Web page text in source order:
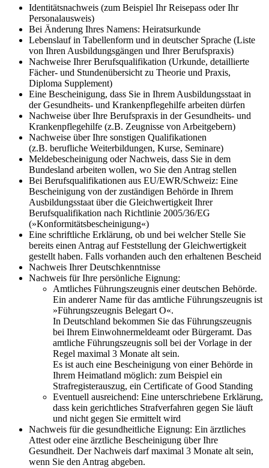
Identitätsnachweis (zum Beispiel Ihr Reisepass oder Ihr
Personalausweis)
Bei Änderung Ihres Namens: Heiratsurkunde
Lebenslauf in Tabellenform und in deutscher Sprache (Liste
von Ihren Ausbildungsgängen und Ihrer Berufspraxis)
Nachweise Ihrer Berufsqualifikation (Urkunde, detaillierte
Fächer- und Stundenübersicht zu Theorie und Praxis,
Diploma Supplement)
Eine Bescheinigung, dass Sie in Ihrem Ausbildungsstaat in
der Gesundheits- und Krankenpflegehilfe arbeiten dürfen
Nachweise über Ihre Berufspraxis in der Gesundheits- und
Krankenpflegehilfe (z.B. Zeugnisse von Arbeitgebern)
Nachweise über Ihre sonstigen Qualifikationen
(z.B. berufliche Weiterbildungen, Kurse, Seminare)
Meldebescheinigung oder Nachweis, dass Sie in dem
Bundesland arbeiten wollen, wo Sie den Antrag stellen
Bei Berufsqualifikationen aus EU/EWR/Schweiz: Eine
Bescheinigung von der zuständigen Behörde in Ihrem
Ausbildungsstaat über die Gleichwertigkeit Ihrer
Berufsqualifikation nach Richtlinie 2005/36/EG
(»Konformitätsbescheinigung«)
Eine schriftliche Erklärung, ob und bei welcher Stelle Sie
bereits einen Antrag auf Feststellung der Gleichwertigkeit
gestellt haben. Falls vorhanden auch den erhaltenen Bescheid
Nachweis Ihrer Deutschkenntnisse
Nachweis für Ihre persönliche Eignung:
Amtliches Führungszeugnis einer deutschen Behörde.
Ein anderer Name für das amtliche Führungszeugnis ist
»Führungszeugnis Belegart O«.
In Deutschland bekommen Sie das Führungszeugnis
bei Ihrem Einwohnermeldeamt oder Bürgeramt. Das
amtliche Führungszeugnis soll bei der Vorlage in der
Regel maximal 3 Monate alt sein.
Es ist auch eine Bescheinigung von einer Behörde in
Ihrem Heimatland möglich: zum Beispiel ein
Strafregisterauszug, ein Certificate of Good Standing
Eventuell ausreichend: Eine unterschriebene Erklärung,
dass kein gerichtliches Strafverfahren gegen Sie läuft
und nicht gegen Sie ermittelt wird
Nachweis für die gesundheitliche Eignung: Ein ärztliches
Attest oder eine ärztliche Bescheinigung über Ihre
Gesundheit. Der Nachweis darf maximal 3 Monate alt sein,
wenn Sie den Antrag abgeben.